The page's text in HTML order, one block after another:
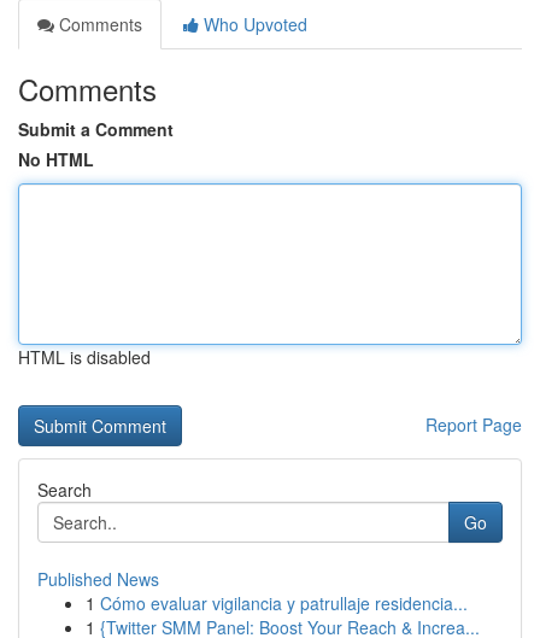
Comments
Who Upvoted
Comments
Submit a Comment
No HTML
HTML is disabled
Report Page
Search
Go
Published News
1 Cómo evaluar vigilancia y patrullaje residencia...
1 {Twitter SMM Panel: Boost Your Reach & Increa...